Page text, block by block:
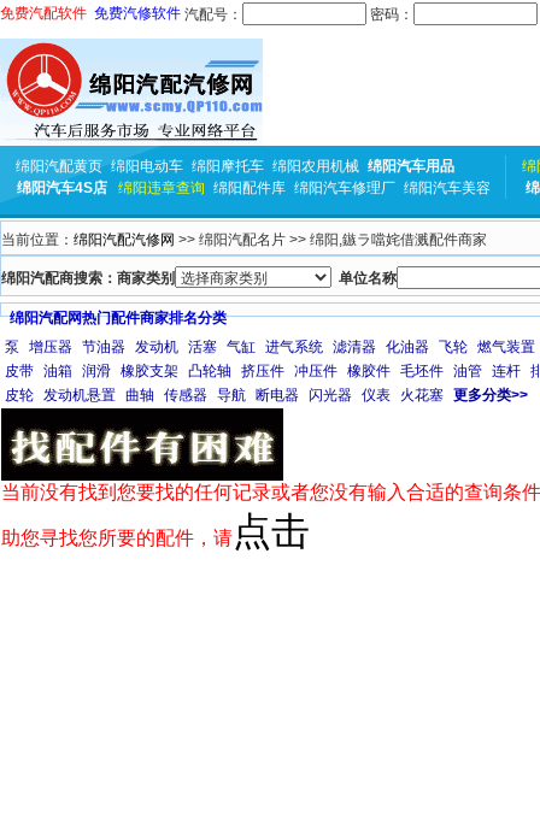
免费汽配软件 免费汽修软件 汽配号： 密码：
绵阳汽配黄页 绵阳电动车 绵阳摩托车 绵阳农用机械 绵阳汽车用品
绵阳汽车4S店
绵阳违章查询 绵阳配件库 绵阳汽车修理厂 绵阳汽车美容
绵
当前位置： 绵阳汽配汽修网 >> 绵阳汽配名片 >> 绵阳,鏃ラ噹姹借溅配件商家
绵阳汽配商搜索：商家类别 单位名称
绵阳汽配网热门配件商家排名分类
泵
增压器 节油器 发动机 活塞 气缸 进气系统 滤清器 化油器 飞轮 燃气装置
皮带 油箱 润滑 橡胶支架 凸轮轴 挤压件 冲压件 橡胶件 毛坯件 油管 连杆
皮轮 发动机悬置 曲轴 传感器 导航 断电器 闪光器 仪表 火花塞 更多分类>>
当前没有找到您要找的任何记录或者您没有输入合适的查询条
助您寻找您所要的配件，请 点击